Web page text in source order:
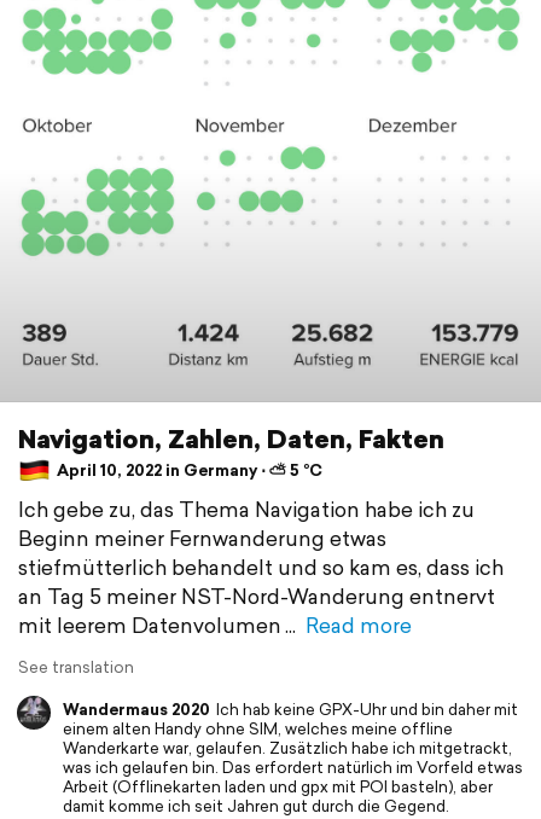
Navigation, Zahlen, Daten, Fakten
April 10, 2022 in Germany ⋅ ⛅ 5 °C
Ich gebe zu, das Thema Navigation habe ich zu
Beginn meiner Fernwanderung etwas
stiefmütterlich behandelt und so kam es, dass ich
an Tag 5 meiner NST-Nord-Wanderung entnervt
mit leerem Datenvolumen
Read more
See translation
Wandermaus 2020 Ich hab keine GPX-Uhr und bin daher mit
einem alten Handy ohne SIM, welches meine offline
Wanderkarte war, gelaufen. Zusätzlich habe ich mitgetrackt,
was ich gelaufen bin. Das erfordert natürlich im Vorfeld etwas
Arbeit (Offlinekarten laden und gpx mit POI basteln), aber
damit komme ich seit Jahren gut durch die Gegend.